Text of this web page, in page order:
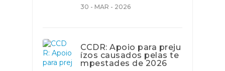
30 - MAR - 2026
CCDR: Apoio para preju
ízos causados pelas te
mpestades de 2026